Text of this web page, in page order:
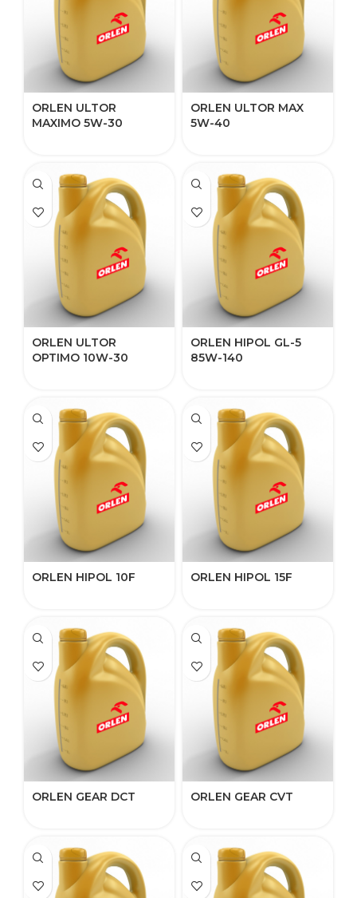
ORLEN ​ULTOR
MAXIMO 5W-30​​
ORLEN ULTOR MAX
5W-40​​
ORLEN ULTOR
OPTIMO 10W-30​​
ORLEN HIPOL GL-5
85W-140
ORLEN HIPOL 10F​ ORLEN HIPOL 15F​
ORLEN GEAR ​DCT​​ ORLEN GEAR CVT​